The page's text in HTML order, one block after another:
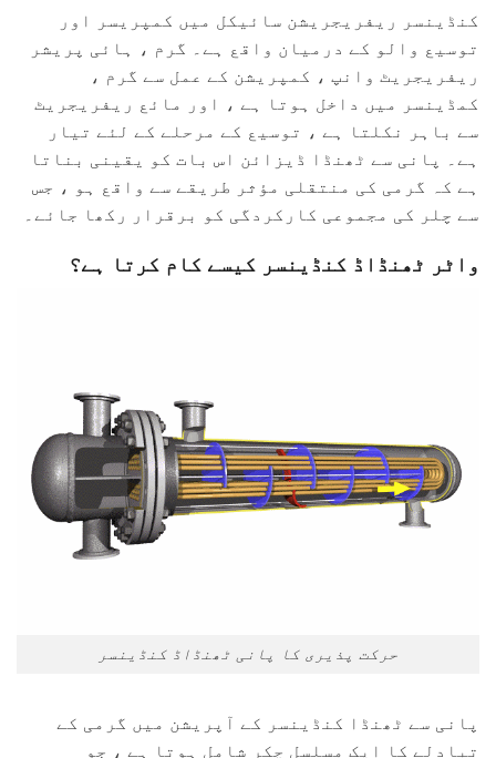
کنڈینسر ریفریجریشن سائیکل میں کمپریسر اور
توسیع والو کے درمیان واقع ہے۔ گرم ، ہائی پریشر
ریفریجریٹ وانپ ، کمپریشن کے عمل سے گرم ،
کمڈینسر میں داخل ہوتا ہے ، اور مائع ریفریجریٹ
سے باہر نکلتا ہے ، توسیع کے مرحلے کے لئے تیار
ہے۔ پانی سے ٹھنڈا ڈیزائن اس بات کو یقینی بناتا
ہے کہ گرمی کی منتقلی مؤثر طریقے سے واقع ہو ، جس
سے چلر کی مجموعی کارکردگی کو برقرار رکھا جائے۔
واٹر ٹھنڈاڈ کنڈینسر کیسے کام کرتا ہے؟
حرکت پذیری کا پانی ٹھنڈاڈ کنڈینسر
پانی سے ٹھنڈا کنڈینسر کے آپریشن میں گرمی کے
تبادلے کا ایک مسلسل چکر شامل ہوتا ہے ، جو